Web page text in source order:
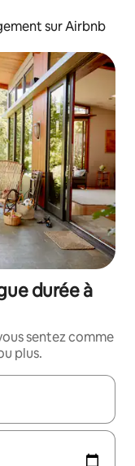
sur Airbnb
durée à
sentez comme
plus.
les flèches vers le